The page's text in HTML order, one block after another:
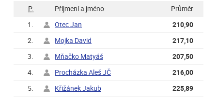
P. Příjmení a jméno
Průměr
1.
Otec Jan
210,90
2.
Mojka David
217,10
3.
Mňačko Matyáš
207,50
4.
Procházka Aleš JČ
216,00
5.
Křižánek Jakub
225,89